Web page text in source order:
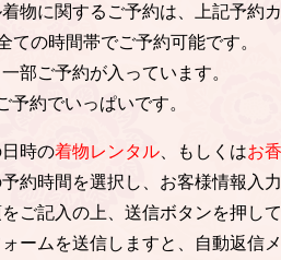
物に関するご予約は、上記予約
ての時間帯でご予約可能です。
部ご予約が入っています。
予約でいっぱいです。
時の着物レンタル 、もしくはお
約時間を選択し、お客様情報入
ご記入の上、送信ボタンを押して
ームを送信しますと、自動返信